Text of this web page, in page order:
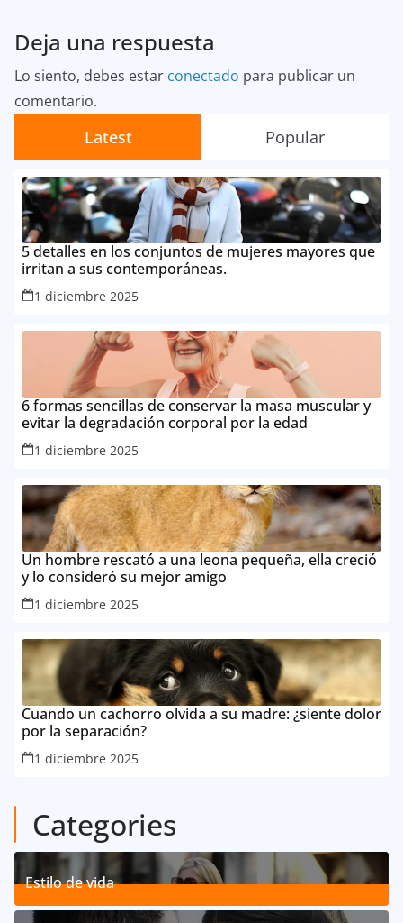
Deja una respuesta
Lo siento, debes estar conectado para publicar un
comentario.
Latest Popular
5 detalles en los conjuntos de mujeres mayores que
irritan a sus contemporáneas.
1 diciembre 2025
6 formas sencillas de conservar la masa muscular y
evitar la degradación corporal por la edad
1 diciembre 2025
Un hombre rescató a una leona pequeña, ella creció
y lo consideró su mejor amigo
1 diciembre 2025
Cuando un cachorro olvida a su madre: ¿siente dolor
por la separación?
1 diciembre 2025
Categories
Estilo de vida
192Posts